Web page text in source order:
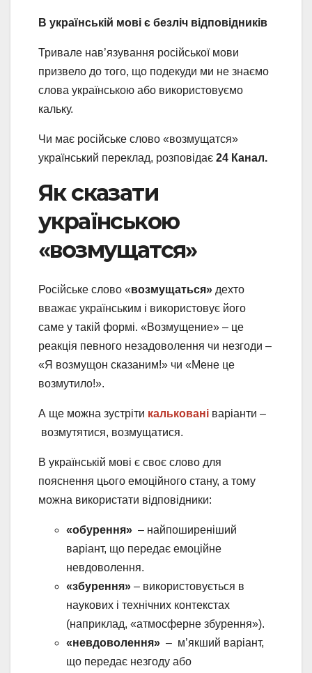
В українській мові є безліч відповідників
Тривале нав’язування російської мови
призвело до того, що подекуди ми не знаємо
слова українською або використовуємо
кальку.
Чи має російське слово «возмущатся»
український переклад, розповідає 24 Канал.
Як сказати
українською
«возмущатся»
Російське слово «возмущаться» дехто
вважає українським і використовує його
саме у такій формі. «Возмущение» – це
реакція певного незадоволення чи незгоди –
«Я возмущон сказаним!» чи «Мене це
возмутило!».
А ще можна зустріти кальковані варіанти –
возмутятися, возмущатися.
В українській мові є своє слово для
пояснення цього емоційного стану, а тому
можна використати відповідники:
«обурення» – найпоширеніший
варіант, що передає емоційне
невдоволення.
«збурення» – використовується в
наукових і технічних контекстах
(наприклад, «атмосферне збурення»).
«невдоволення» – м’якший варіант,
що передає незгоду або